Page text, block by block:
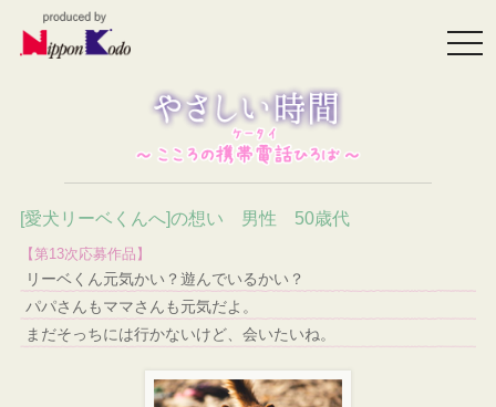
[愛犬リーベくんへ]の想い 男性 50歳代
【第13次応募作品】
リーベくん元気かい？遊んでいるかい？
パパさんもママさんも元気だよ。
まだそっちには行かないけど、会いたいね。